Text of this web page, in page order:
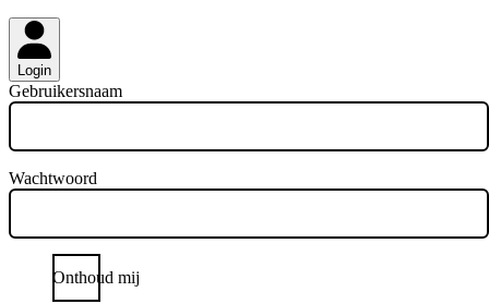
Login
Gebruikersnaam
Wachtwoord
Onthoud mij